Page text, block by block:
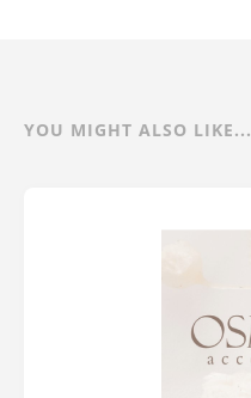
YOU MIGHT ALSO LIKE...